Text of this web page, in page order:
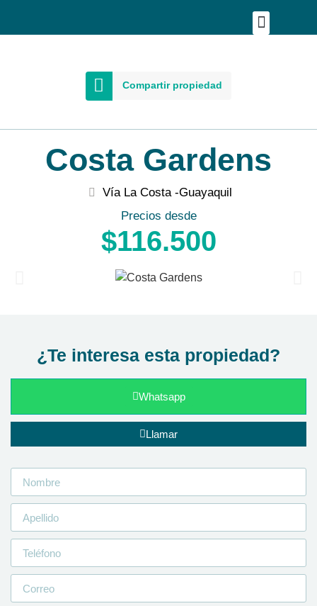
Compartir propiedad
Costa Gardens
Vía La Costa -Guayaquil
Precios desde
$116.500
¿Te interesa esta propiedad?
Whatsapp
Llamar